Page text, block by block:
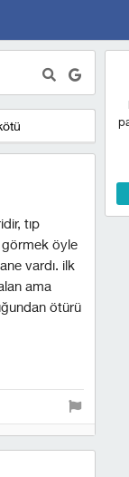
tıp
öyle
vardı. ilk
ama
ötürü